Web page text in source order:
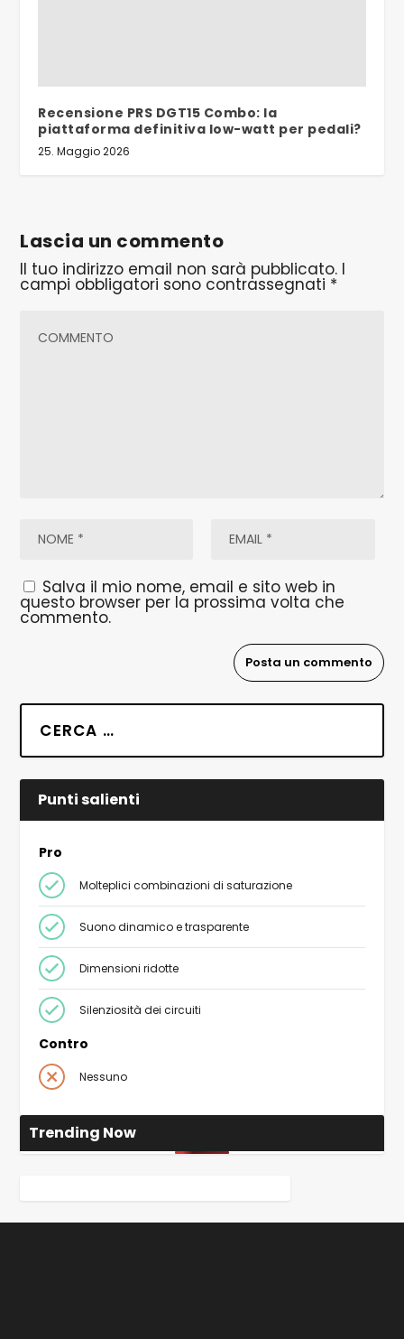
Recensione PRS DGT15 Combo: la
piattaforma definitiva low-watt per pedali?
25. Maggio 2026
Lascia un commento
Il tuo indirizzo email non sarà pubblicato. I
campi obbligatori sono contrassegnati *
Salva il mio nome, email e sito web in
questo browser per la prossima volta che
commento.
Punti salienti
Pro
Molteplici combinazioni di saturazione
Suono dinamico e trasparente
Dimensioni ridotte
Silenziosità dei circuiti
Contro
Nessuno
Trending Now